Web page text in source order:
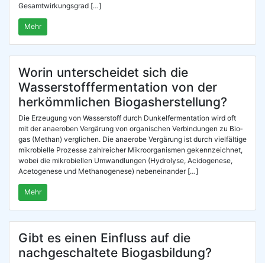
Gesamtwirkungsgrad […]
Mehr
Worin unterscheidet sich die
Wasserstofffermentation von der
herkömmlichen Biogasherstellung?
Die Erzeu­gung von Was­ser­stoff durch Dun­kel­fer­men­ta­ti­on wird oft
mit der anae­ro­ben Ver­gä­rung von orga­ni­schen Ver­bin­dun­gen zu Bio­
gas (Methan) ver­gli­chen. Die anae­ro­be Ver­gä­rung ist durch viel­fäl­ti­ge
mikro­biel­le Pro­zes­se zahl­rei­cher Mikro­or­ga­nis­men gekenn­zeich­net,
wobei die mikro­biel­len Umwand­lun­gen (Hydro­ly­se, Aci­do­ge­ne­se,
Ace­to­ge­ne­se und Metha­no­ge­nese) nebeneinander […]
Mehr
Gibt es einen Einfluss auf die
nachgeschaltete Biogasbildung?